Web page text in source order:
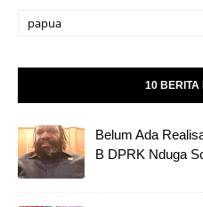
10 BERITA
Belum Ada
B DPRK Nduga